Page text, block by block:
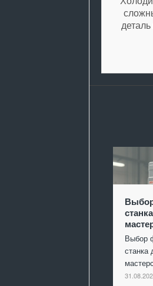
Выбор
станка